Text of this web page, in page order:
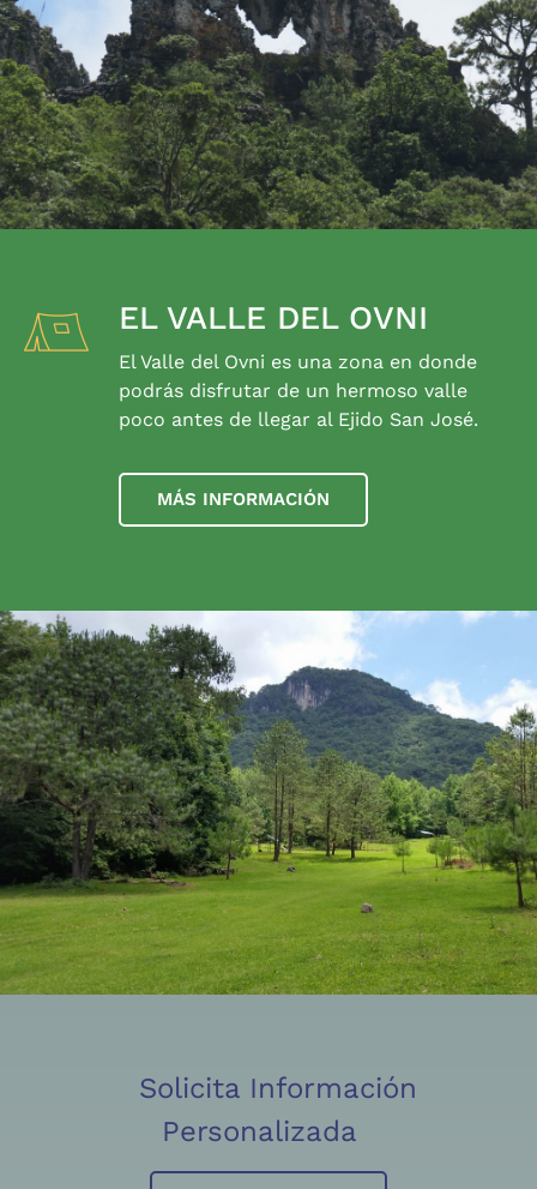
EL VALLE DEL OVNI
El Valle del Ovni es una zona en donde
podrás disfrutar de un hermoso valle
poco antes de llegar al Ejido San José.
MÁS INFORMACIÓN
Solicita Información
Personalizada